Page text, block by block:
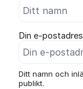
Din e-
Ditt namn och
publikt.